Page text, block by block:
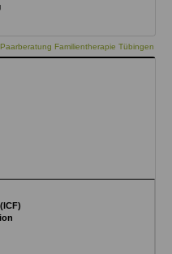
Familientherapie Tübingen